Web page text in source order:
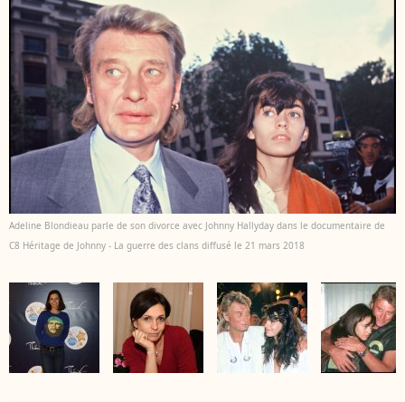
Adeline Blondieau parle de son divorce avec Johnny Hallyday dans le documentaire de
C8 Héritage de Johnny - La guerre des clans diffusé le 21 mars 2018